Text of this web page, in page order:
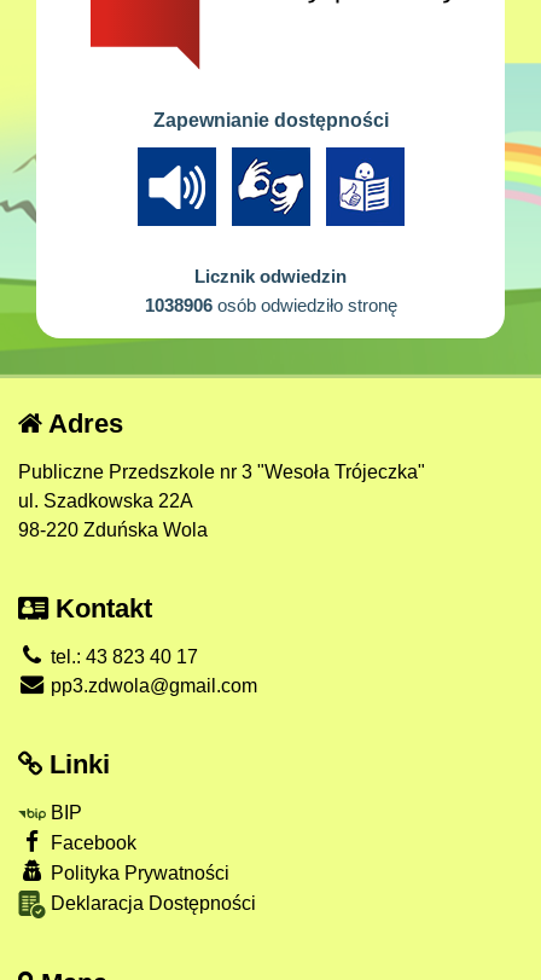
Zapewnianie dostępności
Licznik odwiedzin
1038906osób odwiedziło stronę
Adres
Publiczne Przedszkole nr 3 "Wesoła Trójeczka"
ul. Szadkowska 22A
98-220 Zduńska Wola
Kontakt
tel.: 43 823 40 17
pp3.zdwola@gmail.com
Linki
BIP
Facebook
Polityka Prywatności
Deklaracja Dostępności